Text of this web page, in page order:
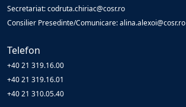
Secretariat: codruta.chiriac@cosr.ro
Consilier Presedinte/Comunicare: alina.alexoi@cosr.ro
Telefon
+40 21 319.16.00
+40 21 319.16.01
+40 21 310.05.40